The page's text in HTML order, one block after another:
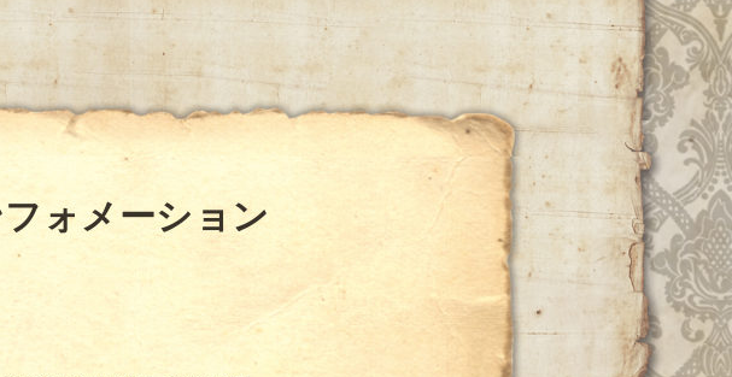
ォメーション